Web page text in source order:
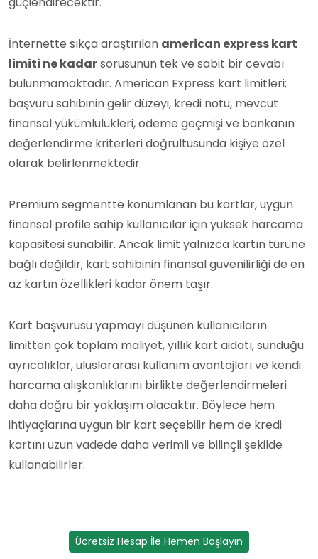
İnternette sıkça araştırılan american express kart
limiti ne kadarsorusunun tek ve sabit bir cevabı
bulunmamaktadır. American Express kart limitleri;
başvuru sahibinin gelir düzeyi, kredi notu, mevcut
finansal yükümlülükleri, ödeme geçmişi ve bankanın
değerlendirme kriterleri doğrultusunda kişiye özel
olarak belirlenmektedir.
Premium segmentte konumlanan bu kartlar, uygun
finansal profile sahip kullanıcılar için yüksek harcama
kapasitesi sunabilir. Ancak limit yalnızca kartın türüne
bağlı değildir; kart sahibinin finansal güvenilirliği de en
az kartın özellikleri kadar önem taşır.
Kart başvurusu yapmayı düşünen kullanıcıların
limitten çok toplam maliyet, yıllık kart aidatı, sunduğu
ayrıcalıklar, uluslararası kullanım avantajları ve kendi
harcama alışkanlıklarını birlikte değerlendirmeleri
daha doğru bir yaklaşım olacaktır. Böylece hem
ihtiyaçlarına uygun bir kart seçebilir hem de kredi
kartını uzun vadede daha verimli ve bilinçli şekilde
kullanabilirler.
Ücretsiz Hesap İle Hemen Başlayın